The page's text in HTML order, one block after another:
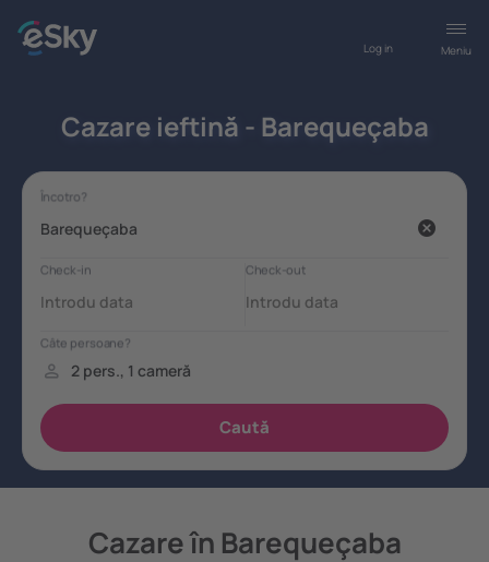
Meniu
Log in
Cazare ieftină - Barequeçaba
Cazare în Barequeçaba